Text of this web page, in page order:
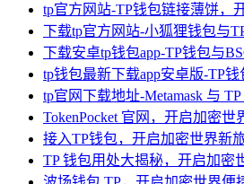
tp官方网站-TP钱包链接薄饼，
下载tp官方网站-小狐狸钱包与
下载安卓tp钱包app-TP钱包与
tp钱包最新下载app安卓版-TP
tp官网下载地址-Metamask 与
TokenPocket 官网，开启加密世
接入TP钱包，开启加密世界新
TP 钱包用处大揭秘，开启加密